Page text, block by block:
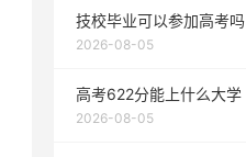
技校毕业可以参加高考吗
2026-08-05
高考622分能上什么大学
2026-08-05